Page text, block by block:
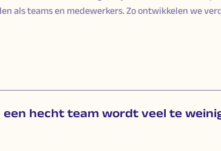
als teams en medewerkers. Zo ontwikkelen we
een hecht team wordt veel te